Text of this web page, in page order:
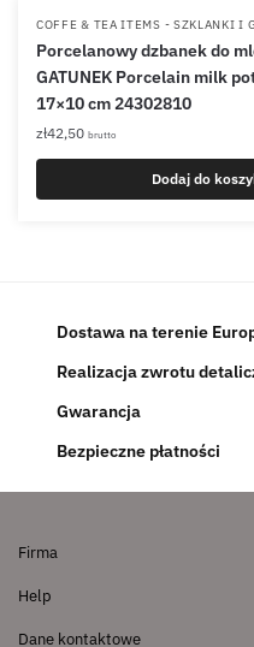
COFFE & TEA ITEMS - SZKLANKI I
Porcelanowy dzbanek do
GATUNEK Porcelain milk
17×10 cm 24302810
zł42,50 brutto
Dodaj do
Dostawa na terenie
Realizacja zwrotu
Gwarancja
Bezpieczne płatności
Firma
Help
Dane kontaktowe